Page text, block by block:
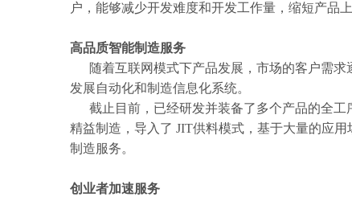
户，能够减少开发难度和开发工作量，缩短产品
高品质智能制造服务
随着互联网模式下产品发展， 市场的客户需求
发展自动化和制造信息化系统。
 截止目前，已经研发并装备了多个产品
精益制造，导入了 JIT供料模式，基于大量的应
制造服务。
创业者加速服务